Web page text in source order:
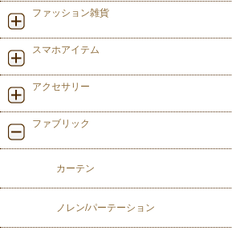
ファッション雑貨
スマホアイテム
アクセサリー
ファブリック
カーテン
ノレン/パーテーション